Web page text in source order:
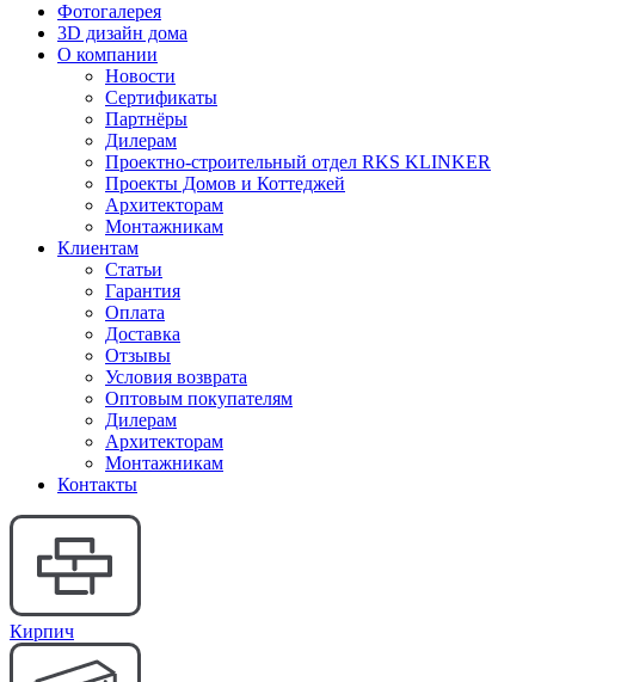
Фотогалерея
3D дизайн дома
О компании
Новости
Сертификаты
Партнёры
Дилерам
Проектно-строительный отдел RKS KLINKER
Проекты Домов и Коттеджей
Архитекторам
Монтажникам
Клиентам
Статьи
Гарантия
Оплата
Доставка
Отзывы
Условия возврата
Оптовым покупателям
Дилерам
Архитекторам
Монтажникам
Контакты
Кирпич